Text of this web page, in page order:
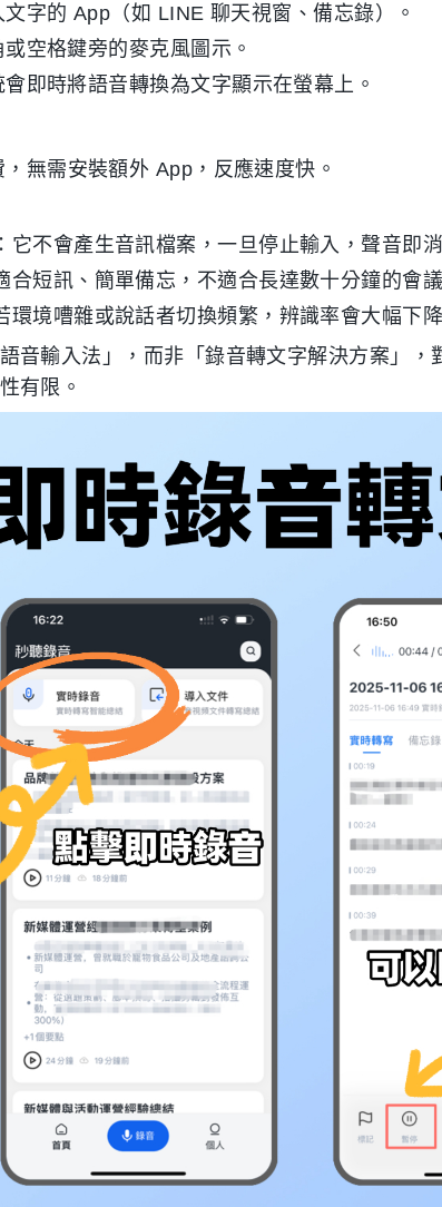
文字的 App（如 LINE 聊天視窗、備忘錄）。
空格鍵旁的麥克風圖示。
即時將語音轉換為文字顯示在螢幕上。
，無需安裝額外 App，反應速度快。
：它不會產生音訊檔案，一旦停止輸入，聲音即
合短訊、簡單備忘，不適合長達數十分鐘的會
環境嘈雜或說話者切換頻繁，辨識率會大幅下
音輸入法」，而非「錄音轉文字解決方案」，
有限。